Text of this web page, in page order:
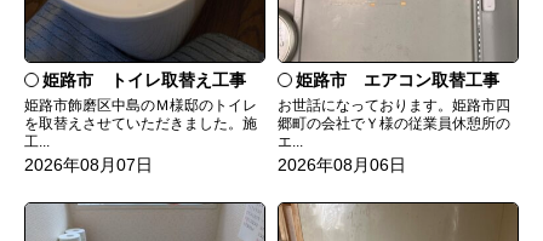
姫路市 トイレ取替え工事
姫路市飾磨区中島のＭ様邸のトイレ
を取替えさせていただきました。施
工...
2026年08月07日
姫路市 エアコン取替工事
お世話になっております。姫路市四
郷町の会社でＹ様の従業員休憩所の
エ...
2026年08月06日